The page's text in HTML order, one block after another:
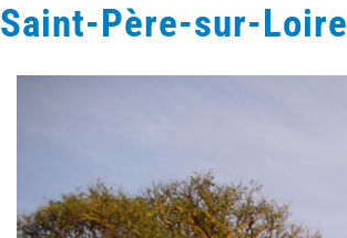
Saint-Père-sur-Loire